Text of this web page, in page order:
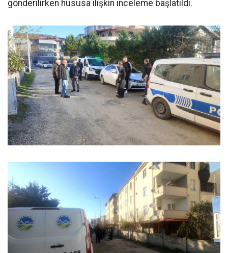
gönderilirken hususa ilişkin inceleme başlatıldı.